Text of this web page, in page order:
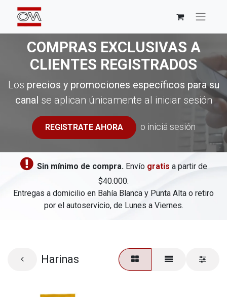
COMPRAS EXCLUSIVAS A
CLIENTES REGISTRADOS
Los precios y promociones específicos para su
canal se aplican únicamente al iniciar sesión
REGISTRATE AHORA o iniciá sesión
​ Sin mínimo de compra. Envío gratis a partir de
$40.000.
Entregas a domicilio en Bahía Blanca y Punta Alta o retiro
por el autoservicio, de Lunes a Viernes.
Harinas